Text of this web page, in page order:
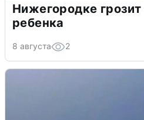
Нижегородке
ребенка
8 августа 2